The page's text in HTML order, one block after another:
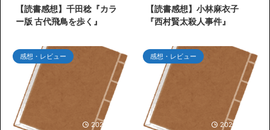
【読書感想】千田稔『カラ
ー版 古代飛鳥を歩く』
【読書感想】小林麻衣子
『西村賢太殺人事件』
感想・レビュー
2026/5/31
感想・レビュー
2026/5/26